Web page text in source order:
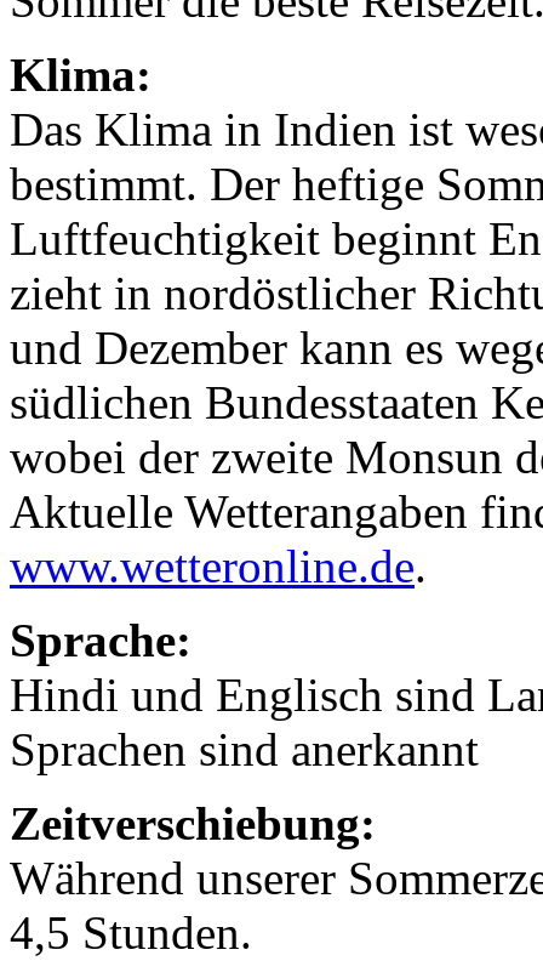
Klima:
Das Klima in Indien ist
bestimmt. Der heftige
Luftfeuchtigkeit beginnt
zieht in nordöstlicher
und Dezember kann es
südlichen Bundesstaaten
wobei der zweite Monsun
Aktuelle Wetterangaben
www.wetteronline.de.
Sprache:
Hindi und Englisch sind
Sprachen sind anerkannt
Zeitverschiebung:
Während unserer
4,5 Stunden.